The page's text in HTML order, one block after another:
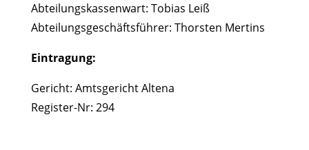
Abteilungskassenwart: Tobias Leiß
Abteilungsgeschäftsführer: Thorsten Mertins
Eintragung:
Gericht: Amtsgericht Altena
Register-Nr: 294